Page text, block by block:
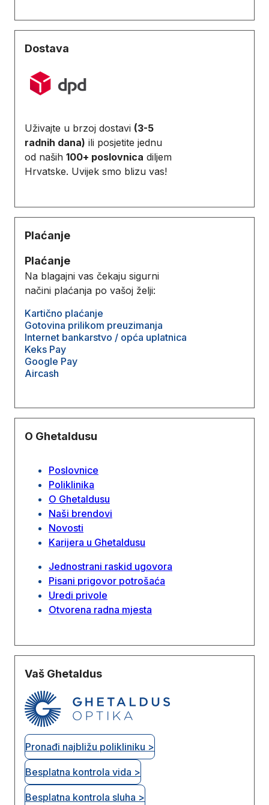
Dostava
Uživajte u brzoj dostavi (3-5
radnih dana) ili posjetite jednu
od naših 100+ poslovnica diljem
Hrvatske. Uvijek smo blizu vas!
Plaćanje
Plaćanje
Na blagajni vas čekaju sigurni
načini plaćanja po vašoj želji:
Kartično plaćanje
Gotovina prilikom preuzimanja
Internet bankarstvo / opća uplatnica
Keks Pay
Google Pay
Aircash
O Ghetaldusu
Poslovnice
Poliklinika
O Ghetaldusu
Naši brendovi
Novosti
Karijera u Ghetaldusu
Jednostrani raskid ugovora
Pisani prigovor potrošaća
Uredi privole
Otvorena radna mjesta
Vaš Ghetaldus
Pronađi najbližu polikliniku >
Besplatna kontrola vida >
Besplatna kontrola sluha >